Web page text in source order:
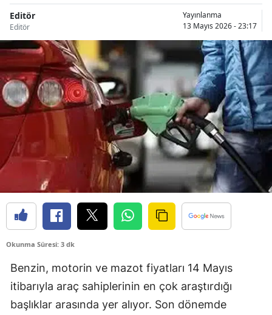
Editör
Editör
Yayınlanma
13 Mayıs 2026 - 23:17
Okunma Süresi: 3 dk
Benzin, motorin ve mazot fiyatları 14 Mayıs
itibarıyla araç sahiplerinin en çok araştırdığı
başlıklar arasında yer alıyor. Son dönemde